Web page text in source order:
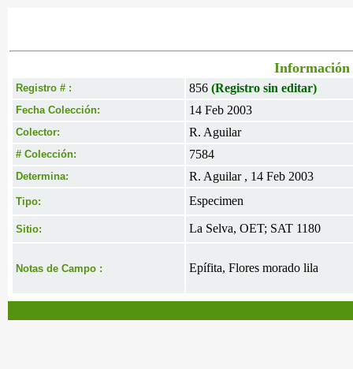
Información
Registro # : 856 (Registro sin editar)
Fecha Colección: 14 Feb 2003
Colector: R. Aguilar
# Colección: 7584
Determina: R. Aguilar , 14 Feb 2003
Tipo: Especimen
Sitio: La Selva, OET; SAT 1180
Notas de Campo : Epífita, Flores morado lila